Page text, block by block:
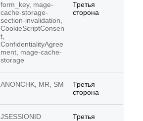
form_key, mage-
cache-storage-
section-invalidation,
CookieScriptConsen
t,
ConfidentialityAgree
ment, mage-cache-
storage
Третья
сторона
ANONCHK, MR, SM
Третья
сторона
JSESSIONID
Третья